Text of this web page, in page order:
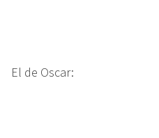
El de Oscar: